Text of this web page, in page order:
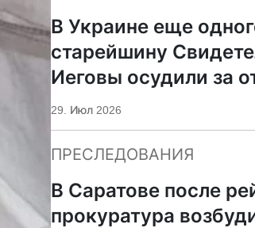
В Украине еще
старейшину
Иеговы осудили за
мобилизации
29. Июл 2026
ПРЕСЛЕДОВАНИЯ
В Саратове после
прокуратура